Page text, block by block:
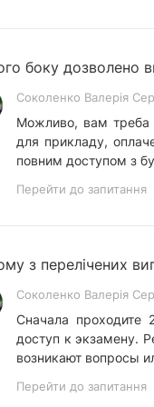
боку дозволено
Соколенко Валерія
Можливо, вам треба
для прикладу,
повним доступом з
Перейти до запитання
з перелічених
Соколенко Валерія
Сначала проходите
доступ к экзамену.
возникают вопросы
Перейти до запитання